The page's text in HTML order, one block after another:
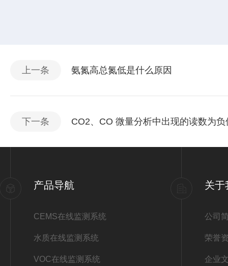
上一条 氨氮高总氮低是什么原因
下一条 CO2、CO 微量分析中出现的读数为负
产品导航
CEMS在线监测系统
水质在线监测系统
VOC在线监测系统
关于
公司
荣誉
企业